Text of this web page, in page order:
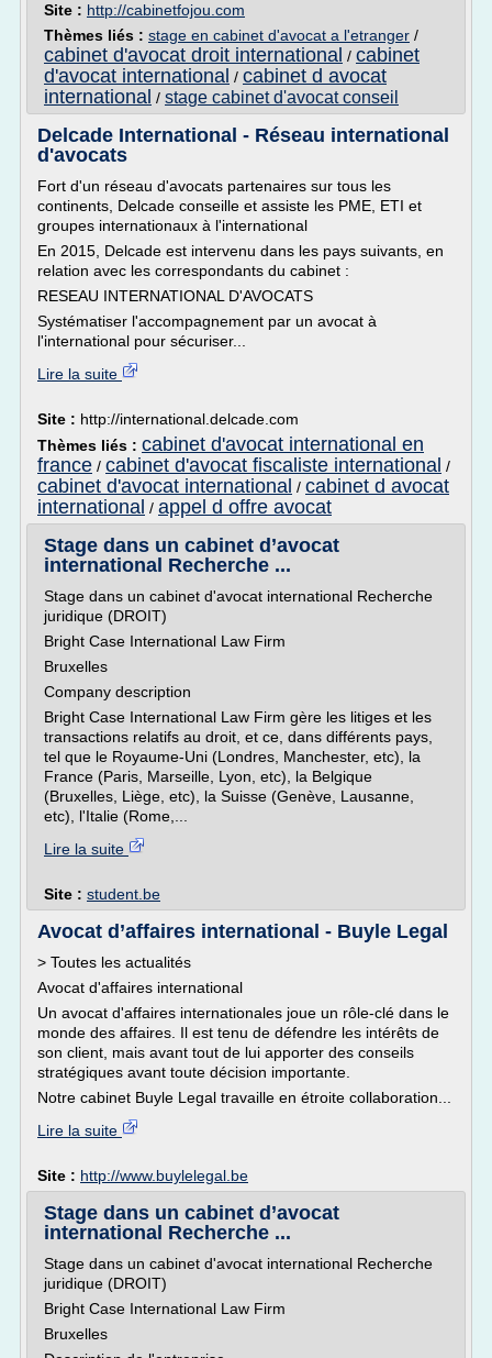
Site : http://cabinetfojou.com
Thèmes liés : stage en cabinet d'avocat a l'etranger /
cabinet d'avocat droit international / cabinet
d'avocat international / cabinet d avocat
international / stage cabinet d'avocat conseil
Delcade International - Réseau international
d'avocats
Fort d'un réseau d'avocats partenaires sur tous les
continents, Delcade conseille et assiste les PME, ETI et
groupes internationaux à l'international
En 2015, Delcade est intervenu dans les pays suivants, en
relation avec les correspondants du cabinet :
RESEAU INTERNATIONAL D'AVOCATS
Systématiser l'accompagnement par un avocat à
l'international pour sécuriser...
Lire la suite
Site : http://international.delcade.com
Thèmes liés : cabinet d'avocat international en
france / cabinet d'avocat fiscaliste international /
cabinet d'avocat international / cabinet d avocat
international / appel d offre avocat
Stage dans un cabinet d’avocat
international Recherche ...
Stage dans un cabinet d'avocat international Recherche
juridique (DROIT)
Bright Case International Law Firm
Bruxelles
Company description
Bright Case International Law Firm gère les litiges et les
transactions relatifs au droit, et ce, dans différents pays,
tel que le Royaume-Uni (Londres, Manchester, etc), la
France (Paris, Marseille, Lyon, etc), la Belgique
(Bruxelles, Liège, etc), la Suisse (Genève, Lausanne,
etc), l'Italie (Rome,...
Lire la suite
Site : student.be
Avocat d’affaires international - Buyle Legal
> Toutes les actualités
Avocat d'affaires international
Un avocat d'affaires internationales joue un rôle-clé dans le
monde des affaires. Il est tenu de défendre les intérêts de
son client, mais avant tout de lui apporter des conseils
stratégiques avant toute décision importante.
Notre cabinet Buyle Legal travaille en étroite collaboration...
Lire la suite
Site : http://www.buylelegal.be
Stage dans un cabinet d’avocat
international Recherche ...
Stage dans un cabinet d'avocat international Recherche
juridique (DROIT)
Bright Case International Law Firm
Bruxelles